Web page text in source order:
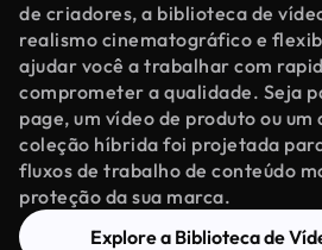
de criadores, a biblioteca de
realismo cinematográfico e
ajudar você a trabalhar com
comprometer a qualidade. Seja
page, um vídeo de produto ou
coleção híbrida foi projetada
fluxos de trabalho de conteúdo
proteção da sua marca.
Explore a Biblioteca de